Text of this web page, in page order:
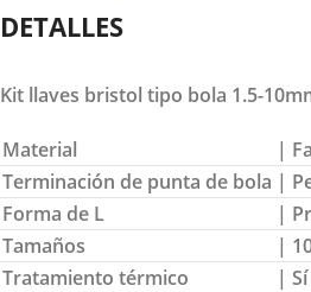
DETALLES
Kit llaves bristol tipo bola 1.5-
Material
|
Terminación de punta de bola |
Forma de L
|
Tamaños
|
Tratamiento térmico
| Sí